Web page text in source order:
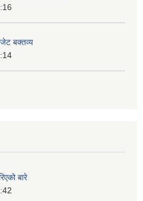
बक्तव्य
बारे